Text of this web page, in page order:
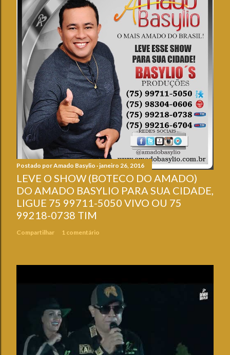
Postado porAmado Basylio janeiro 26, 2016
LEVE O SHOW (BOTECO DO AMADO)
DO AMADO BASYLIO PARA SUA CIDADE,
LIGUE 75 99711-5050 VIVO OU 75
99218-0738 TIM
Compartilhar 1 comentário